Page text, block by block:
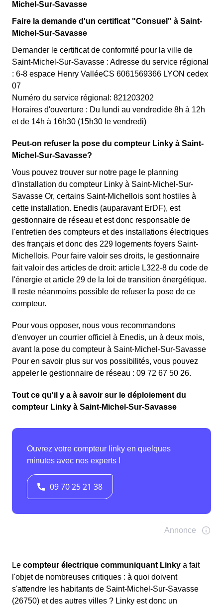
Michel-Sur-Savasse
Faire la demande d'un certificat "Consuel" à Saint-
Michel-Sur-Savasse
Demander le certificat de conformité pour la ville de
Saint-Michel-Sur-Savasse : Adresse du service régional
: 6-8 espace Henry ValléeCS 6061569366 LYON cedex
07
Numéro du service régional: 821203202
Horaires d'ouverture : Du lundi au vendredide 8h à 12h
et de 14h à 16h30 (15h30 le vendredi)
Peut-on refuser la pose du compteur Linky à Saint-
Michel-Sur-Savasse?
Vous pouvez trouver sur notre page le planning
d'installation du compteur Linky à Saint-Michel-Sur-
Savasse Or, certains Saint-Michellois sont hostiles à
cette installation. Enedis (auparavant ErDF), est
gestionnaire de réseau et est donc responsable de
l'entretien des compteurs et des installations électriques
des français et donc des 229 logements foyers Saint-
Michellois. Pour faire valoir ses droits, le gestionnaire
fait valoir des articles de droit: article L322-8 du code de
l'énergie et article 29 de la loi de transition énergétique.
Il reste néanmoins possible de refuser la pose de ce
compteur.
Pour vous opposer, nous vous recommandons
d'envoyer un courrier officiel à Enedis, un à deux mois,
avant la pose du compteur à Saint-Michel-Sur-Savasse
Pour en savoir plus sur vos possibilités, vous pouvez
appeler le gestionnaire de réseau : 09 72 67 50 26.
Tout ce qu'il y a à savoir sur le déploiement du
compteur Linky à Saint-Michel-Sur-Savasse
Le compteur électrique communiquant Linky a fait
l'objet de nombreuses critiques : à quoi doivent
s'attendre les habitants de Saint-Michel-Sur-Savasse
(26750) et des autres villes ? Linky est donc un